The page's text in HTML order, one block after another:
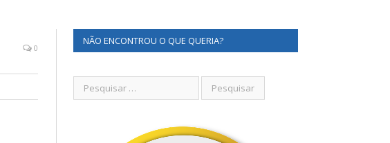
0
NÃO ENCONTROU O QUE QUERIA?